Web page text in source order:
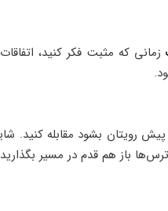
زمانی که مثبت فکر کنید،
بشود مقابله کنید. شاید
باز هم قدم در مسیر بگذارید